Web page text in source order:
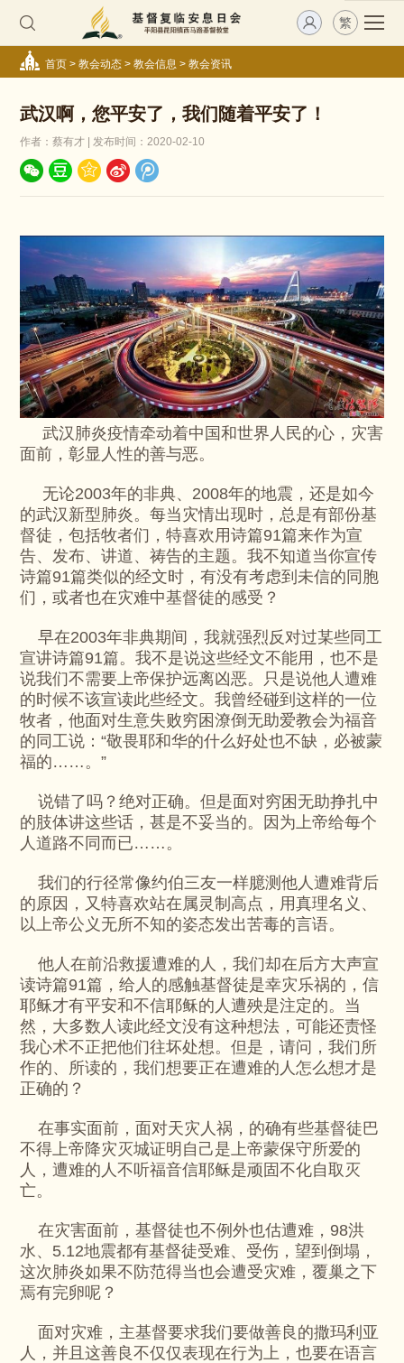
繁
首页> 教会动态> 教会信息 > 教会资讯
武汉啊，您平安了，我们随着平安了！
作者：蔡有才 | 发布时间：2020-02-10
武汉肺炎疫情牵动着中国和世界人民的心，灾害
面前，彰显人性的善与恶。
无论2003年的非典、2008年的地震，还是如今
的武汉新型肺炎。每当灾情出现时，总是有部份基
督徒，包括牧者们，特喜欢用诗篇91篇来作为宣
告、发布、讲道、祷告的主题。我不知道当你宣传
诗篇91篇类似的经文时，有没有考虑到未信的同胞
们，或者也在灾难中基督徒的感受？
早在2003年非典期间，我就强烈反对过某些同工
宣讲诗篇91篇。我不是说这些经文不能用，也不是
说我们不需要上帝保护远离凶恶。只是说他人遭难
的时候不该宣读此些经文。我曾经碰到这样的一位
牧者，他面对生意失败穷困潦倒无助爱教会为福音
的同工说：“敬畏耶和华的什么好处也不缺，必被蒙
福的……。”
说错了吗？绝对正确。但是面对穷困无助挣扎中
的肢体讲这些话，甚是不妥当的。因为上帝给每个
人道路不同而已……。
我们的行径常像约伯三友一样臆测他人遭难背后
的原因，又特喜欢站在属灵制高点，用真理名义、
以上帝公义无所不知的姿态发出苦毒的言语。
他人在前沿救援遭难的人，我们却在后方大声宣
读诗篇91篇，给人的感触基督徒是幸灾乐祸的，信
耶稣才有平安和不信耶稣的人遭殃是注定的。当
然，大多数人读此经文没有这种想法，可能还责怪
我心术不正把他们往坏处想。但是，请问，我们所
作的、所读的，我们想要正在遭难的人怎么想才是
正确的？
在事实面前，面对天灾人祸，的确有些基督徒巴
不得上帝降灾灭城证明自己是上帝蒙保守所爱的
人，遭难的人不听福音信耶稣是顽固不化自取灭
亡。
在灾害面前，基督徒也不例外也估遭难，98洪
水、5.12地震都有基督徒受难、受伤，望到倒塌，
这次肺炎如果不防范得当也会遭受灾难，覆巢之下
焉有完卵呢？
面对灾难，主基督要求我们要做善良的撒玛利亚
人，并且这善良不仅仅表现在行为上，也要在语言